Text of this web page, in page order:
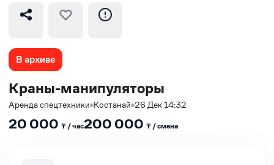
В архиве
Краны-манипуляторы
Аренда спецтехники Костанай 26 Дек 14:32
20 000 ₸ / час200 000 ₸ / сменa